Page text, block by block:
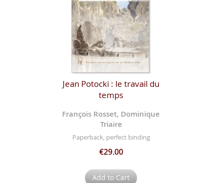
Jean Potocki : le travail du
temps
François Rosset, Dominique
Triaire
Paperback, perfect binding
€29.00
Add to Cart